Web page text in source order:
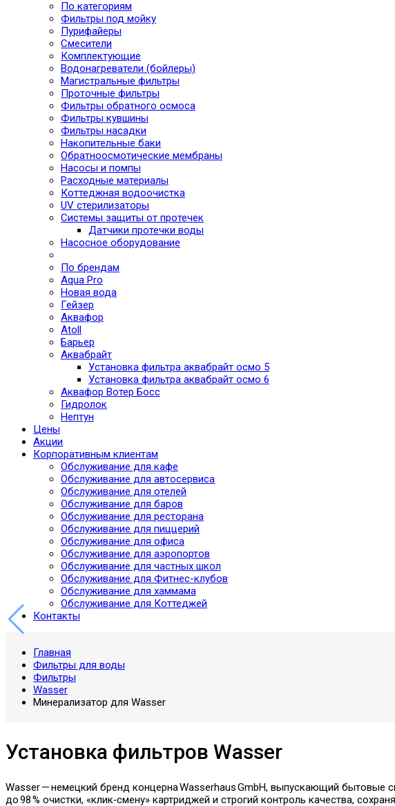
По категориям
Фильтры под мойку
Пурифайеры
Смесители
Комплектующие
Водонагреватели (бойлеры)
Магистральные фильтры
Проточные фильтры
Фильтры обратного осмоса
Фильтры кувшины
Фильтры насадки
Накопительные баки
Обратноосмотические мембраны
Насосы и помпы
Расходные материалы
Коттеджная водоочистка
UV стерилизаторы
Системы защиты от протечек
Датчики протечки воды
Насосное оборудование
По брендам
Aqua Pro
Новая вода
Гейзер
Аквафор
Atoll
Барьер
Аквабрайт
Установка фильтра аквабрайт осмо 5
Установка фильтра аквабрайт осмо 6
Аквафор Вотер Босс
Гидролок
Нептун
Цены
Акции
Корпоративным клиентам
Обслуживание для кафе
Обслуживание для автосервиса
Обслуживание для отелей
Обслуживание для баров
Обслуживание для ресторана
Обслуживание для пиццерий
Обслуживание для офиса
Обслуживание для аэропортов
Обслуживание для частных школ
Обслуживание для Фитнес-клубов
Обслуживание для хаммама
Обслуживание для Коттеджей
Контакты
Главная
Фильтры для воды
Фильтры
Wasser
Минерализатор для Wasser
Установка фильтров Wasser
Wasser — немецкий бренд концерна Wasserhaus GmbH, выпускающий бытовые
до 98 % очистки, «клик‑смену» картриджей и строгий контроль качества,